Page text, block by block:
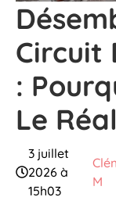
Circuit
:
Le
3 juillet
2026 à
15h03
M